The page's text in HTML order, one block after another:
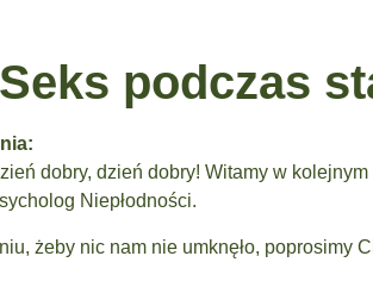
Seks podczas
dobry, dzień dobry! Witamy w
Niepłodności.
żeby nic nam nie umknęło, poprosimy